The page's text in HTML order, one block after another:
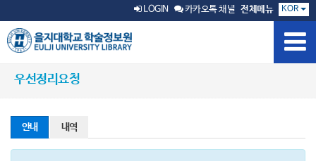
LOGIN 카카오톡 채널 전체메뉴 KOR
우선정리요청
안내 내역